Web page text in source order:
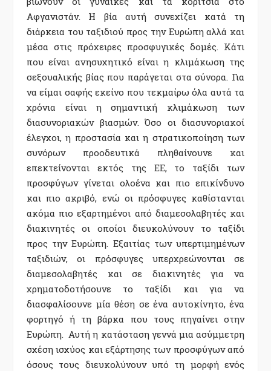
Αφγανιστάν. Η βία αυτή συνεχίζει κατά τη
διάρκεια του ταξιδιού προς την Ευρώπη αλλά και
μέσα στις πρόχειρες προσφυγικές δομές. Κάτι
που είναι ανησυχητικό είναι η κλιμάκωση της
σεξουαλικής βίας που παράγεται στα σύνορα. Για
να είμαι σαφής εκείνο που τεκμαίρω όλα αυτά τα
χρόνια είναι η σημαντική κλιμάκωση των
διασυνοριακών βιασμών. Όσο οι διασυνοριακοί
έλεγχοι, η προστασία και η στρατικοποίηση των
συνόρων προοδευτικά πληθαίνουνε και
επεκτείνονται εκτός της ΕΕ, το ταξίδι των
προσφύγων γίνεται ολοένα και πιο επικίνδυνο
και πιο ακριβό, ενώ οι πρόσφυγες καθίστανται
ακόμα πιο εξαρτημένοι από διαμεσολαβητές και
διακινητές οι οποίοι διευκολύνουν το ταξίδι
προς την Ευρώπη. Εξαιτίας των υπερτιμημένων
ταξιδιών, οι πρόσφυγες υπερχρεώνονται σε
διαμεσολαβητές και σε διακινητές για να
χρηματοδοτήσουνε το ταξίδι και για να
διασφαλίσουνε μία θέση σε ένα αυτοκίνητο, ένα
φορτηγό ή τη βάρκα που τους πηγαίνει στην
Ευρώπη. Αυτή η κατάσταση γεννά μια ασύμμετρη
σχέση ισχύος και εξάρτησης των προσφύγων από
όσους τους διευκολύνουν υπό τη μορφή ενός